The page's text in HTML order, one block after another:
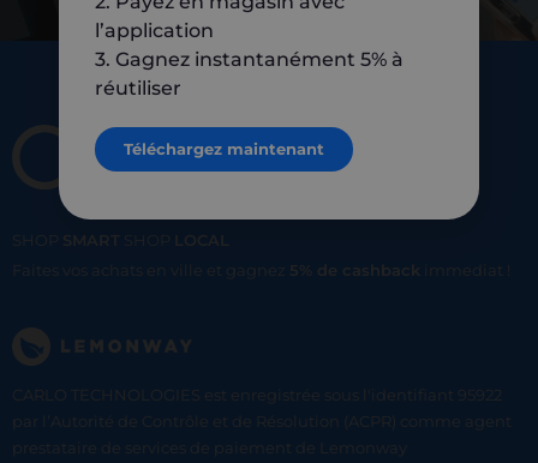
SHOP SMART SHOP
LOCAL
Faites vos achats en ville et gagnez 5% de cashback immediat !
CARLO TECHNOLOGIES est enregistrée sous l'identifiant 95922
par l’Autorité de Contrôle et de Résolution (ACPR) comme agent
prestataire de services de paiement de Lemonway
l’application
3. Gagnez instantanément 5% à
réutiliser
Téléchargez maintenant